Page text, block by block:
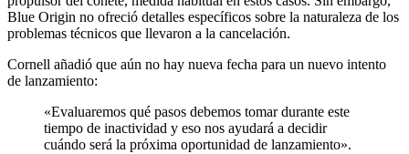
Blue Origin no ofreció detalles específicos sobre la naturaleza de los
problemas técnicos que llevaron a la cancelación.
Cornell añadió que aún no hay nueva fecha para un nuevo intento
de lanzamiento:
«Evaluaremos qué pasos debemos tomar durante este
tiempo de inactividad y eso nos ayudará a decidir
cuándo será la próxima oportunidad de lanzamiento».